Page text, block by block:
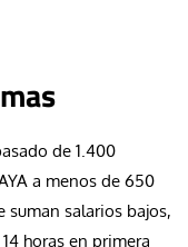
de 1.400
a menos de 650
suman salarios bajos,
horas en primera